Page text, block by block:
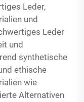
Leder,
und
Leder
und
synthetische
ethische
wie
Alternativen